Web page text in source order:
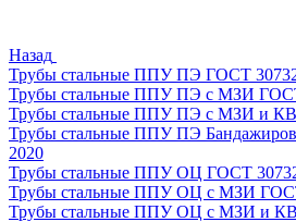
Назад
Трубы стальные ППУ ПЭ ГОСТ
Трубы стальные ППУ ПЭ с МЗИ
Трубы стальные ППУ ПЭ с МЗИ и
Трубы стальные ППУ ПЭ
2020
Трубы стальные ППУ ОЦ ГОСТ
Трубы стальные ППУ ОЦ с МЗИ
Трубы стальные ППУ ОЦ с МЗИ и